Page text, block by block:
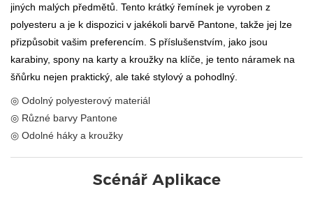
jiných malých předmětů. Tento krátký řemínek je vyroben z
polyesteru a je k dispozici v jakékoli barvě Pantone, takže jej lze
přizpůsobit vašim preferencím. S příslušenstvím, jako jsou
karabiny, spony na karty a kroužky na klíče, je tento náramek na
šňůrku nejen praktický, ale také stylový a pohodlný.
◎ Odolný polyesterový materiál
◎ Různé barvy Pantone
◎ Odolné háky a kroužky
Scénář Aplikace